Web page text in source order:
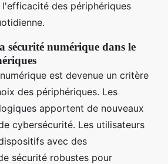
des périphériques
sécurité numérique dans le
est devenue un critère
des périphériques. Les
apportent de nouveaux
cybersécurité. Les utilisateurs
avec des
sécurité robustes pour